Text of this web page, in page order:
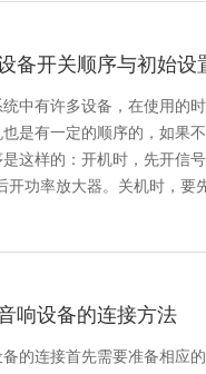
备开关顺序与初始设
中有许多设备，在使用的
是有一定的顺序的，如果
这样的：开机时，先开信
开功率放大器。关机时，要
响设备的连接方法
的连接首先需要准备相应